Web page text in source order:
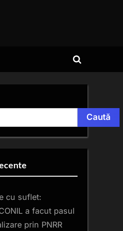
Toggle
Caută
cu suflet:
a facut pasul
prin PNRR